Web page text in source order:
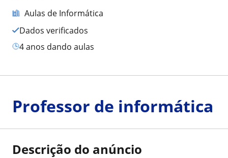
Aulas de Informática
Dados verificados
4 anos dando aulas
Professor de informática
Descrição do anúncio